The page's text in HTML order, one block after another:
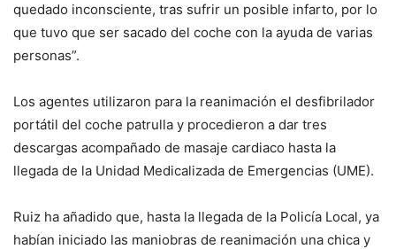
quedado inconsciente, tras sufrir un posible infarto, por lo
que tuvo que ser sacado del coche con la ayuda de varias
personas”.
Los agentes utilizaron para la reanimación el desfibrilador
portátil del coche patrulla y procedieron a dar tres
descargas acompañado de masaje cardiaco hasta la
llegada de la Unidad Medicalizada de Emergencias (UME).
Ruiz ha añadido que, hasta la llegada de la Policía Local, ya
habían iniciado las maniobras de reanimación una chica y